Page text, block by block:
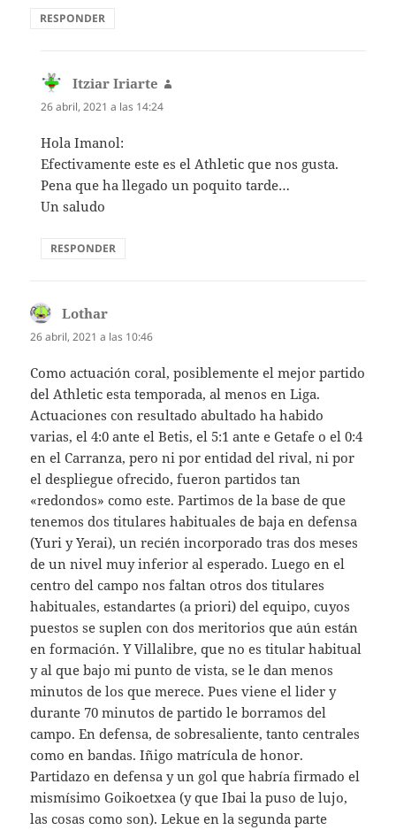
RESPONDER
Itziar Iriarte
26 abril, 2021 a las 14:24
Hola Imanol:
Efectivamente este es el Athletic que nos gusta.
Pena que ha llegado un poquito tarde…
Un saludo
RESPONDER
Lothar
26 abril, 2021 a las 10:46
Como actuación coral, posiblemente el mejor partido
del Athletic esta temporada, al menos en Liga.
Actuaciones con resultado abultado ha habido
varias, el 4:0 ante el Betis, el 5:1 ante e Getafe o el 0:4
en el Carranza, pero ni por entidad del rival, ni por
el despliegue ofrecido, fueron partidos tan
«redondos» como este. Partimos de la base de que
tenemos dos titulares habituales de baja en defensa
(Yuri y Yerai), un recién incorporado tras dos meses
de un nivel muy inferior al esperado. Luego en el
centro del campo nos faltan otros dos titulares
habituales, estandartes (a priori) del equipo, cuyos
puestos se suplen con dos meritorios que aún están
en formación. Y Villalibre, que no es titular habitual
y al que bajo mi punto de vista, se le dan menos
minutos de los que merece. Pues viene el lider y
durante 70 minutos de partido le borramos del
campo. En defensa, de sobresaliente, tanto centrales
como en bandas. Iñigo matrícula de honor.
Partidazo en defensa y un gol que habría firmado el
mismísimo Goikoetxea (y que Ibai la puso de lujo,
las cosas como son). Lekue en la segunda parte